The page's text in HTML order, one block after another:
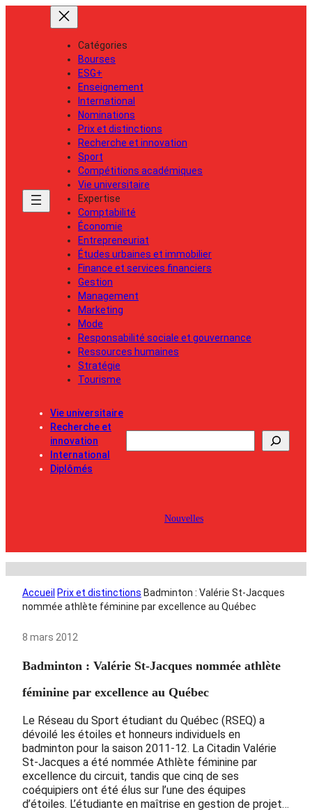
Catégories
Bourses
ESG+
Enseignement
International
Nominations
Prix et distinctions
Recherche et innovation
Sport
Compétitions académiques
Vie universitaire
Expertise
Comptabilité
Économie
Entrepreneuriat
Études urbaines et immobilier
Finance et services financiers
Gestion
Management
Marketing
Mode
Responsabilité sociale et gouvernance
Ressources humaines
Stratégie
Tourisme
Vie universitaire
Recherche et
innovation
International
Diplômés
Nouvelles
Accueil Prix et distinctions Badminton : Valérie St-Jacques
nommée athlète féminine par excellence au Québec
8 mars 2012
Badminton : Valérie St-Jacques nommée athlète
féminine par excellence au Québec
Le Réseau du Sport étudiant du Québec (RSEQ) a
dévoilé les étoiles et honneurs individuels en
badminton pour la saison 2011-12. La Citadin Valérie
St-Jacques a été nommée Athlète féminine par
excellence du circuit, tandis que cinq de ses
coéquipiers ont été élus sur l’une des équipes
d’étoiles. L’étudiante en maîtrise en gestion de projet…